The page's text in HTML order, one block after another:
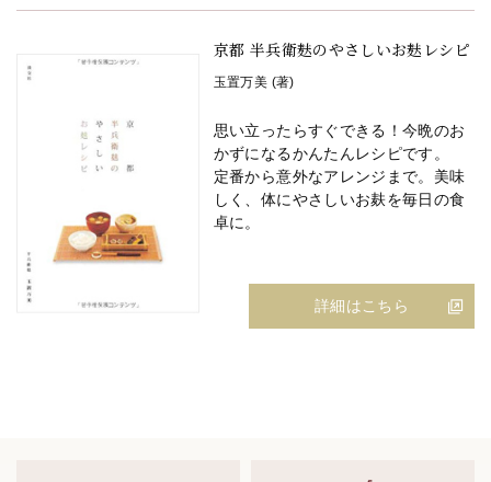
京都 半兵衛麸のやさしいお麸レシピ
玉置万美 (著)
思い立ったらすぐできる！今晩のお
かずになるかんたんレシピです。
定番から意外なアレンジまで。美味
しく、体にやさしいお麸を毎日の食
卓に。
詳細はこちら